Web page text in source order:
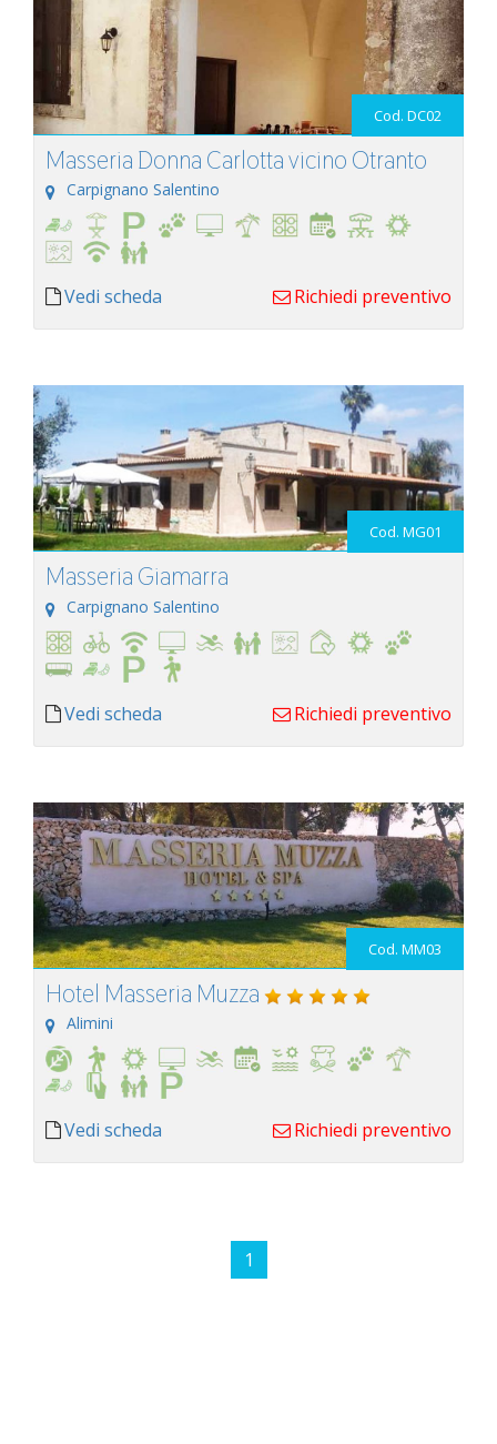
Cod. DC02
Masseria Donna Carlotta vicino Otranto
Carpignano Salentino
Vedi scheda Richiedi preventivo
Cod. MG01
Masseria Giamarra
Carpignano Salentino
Vedi scheda Richiedi preventivo
Cod. MM03
Hotel Masseria Muzza
Alimini
Vedi scheda Richiedi preventivo
1